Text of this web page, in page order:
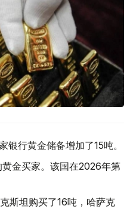
行黄金储备增加了15吨。
金买家。该国在2026年第
斯坦购买了16吨，哈萨克